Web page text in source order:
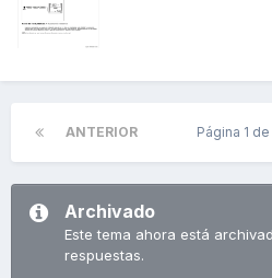
ANTERIOR Página 1 de
Archivado
Este tema ahora está
respuestas.